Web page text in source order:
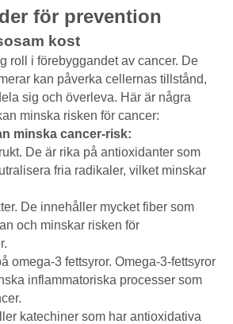
för prevention
kost
roll i förebyggandet av cancer. De
kan påverka cellernas tillstånd,
sig och överleva. Här är några
minska risken för cancer:
minska cancer-risk:
De är rika på antioxidanter som
fria radikaler, vilket minskar
De innehåller mycket fiber som
och minskar risken för
omega-3 fettsyror. Omega-3-fettsyror
inflammatoriska processer som
katechiner som har antioxidativa